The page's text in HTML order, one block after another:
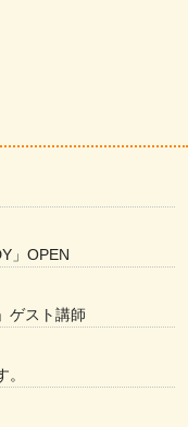
」OPEN
ゲスト講師